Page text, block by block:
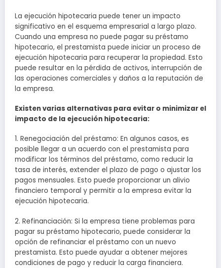
La ejecución hipotecaria puede tener un impacto
significativo en el esquema empresarial a largo plazo.
Cuando una empresa no puede pagar su préstamo
hipotecario, el prestamista puede iniciar un proceso de
ejecución hipotecaria para recuperar la propiedad. Esto
puede resultar en la pérdida de activos, interrupción de
las operaciones comerciales y daños a la reputación de
la empresa.
Existen varias alternativas para evitar o minimizar el
impacto de la ejecución hipotecaria:
1. Renegociación del préstamo: En algunos casos, es
posible llegar a un acuerdo con el prestamista para
modificar los términos del préstamo, como reducir la
tasa de interés, extender el plazo de pago o ajustar los
pagos mensuales. Esto puede proporcionar un alivio
financiero temporal y permitir a la empresa evitar la
ejecución hipotecaria.
2. Refinanciación: Si la empresa tiene problemas para
pagar su préstamo hipotecario, puede considerar la
opción de refinanciar el préstamo con un nuevo
prestamista. Esto puede ayudar a obtener mejores
condiciones de pago y reducir la carga financiera.